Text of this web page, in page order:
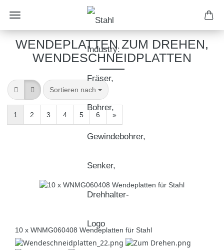
WENDEPLATTEN ZUM DREHEN,
WENDESCHNEIDPLATTEN
Sortieren nach
1 2 3 4 5 6 »
10 x WNMG060408 Wendeplatten für Stahl